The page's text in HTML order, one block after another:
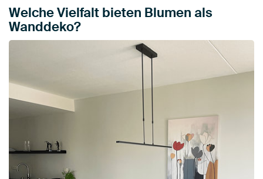
Welche Vielfalt bieten Blumen als
Wanddeko?